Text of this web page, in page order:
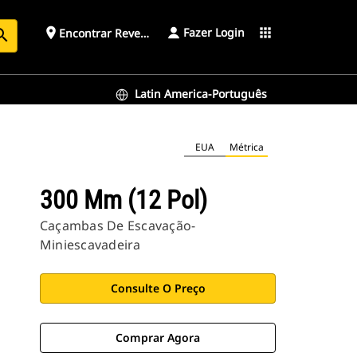
place Encontrar Revendedor Fazer Login apps
Latin America-Português
EUA Métrica
300 Mm (12 Pol)
Caçambas De Escavação-
Miniescavadeira
Consulte O Preço
Comprar Agora